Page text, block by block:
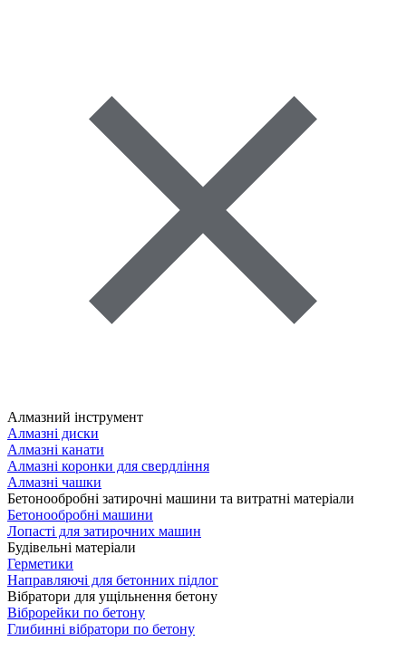
Алмазний інструмент
Алмазні диски
Алмазні канати
Алмазні коронки для свердління
Алмазні чашки
Бетонообробні затирочні машини та витратні матеріали
Бетонообробні машини
Лопасті для затирочних машин
Будівельні матеріали
Герметики
Направляючі для бетонних підлог
Вібратори для ущільнення бетону
Віброрейки по бетону
Глибинні вібратори по бетону